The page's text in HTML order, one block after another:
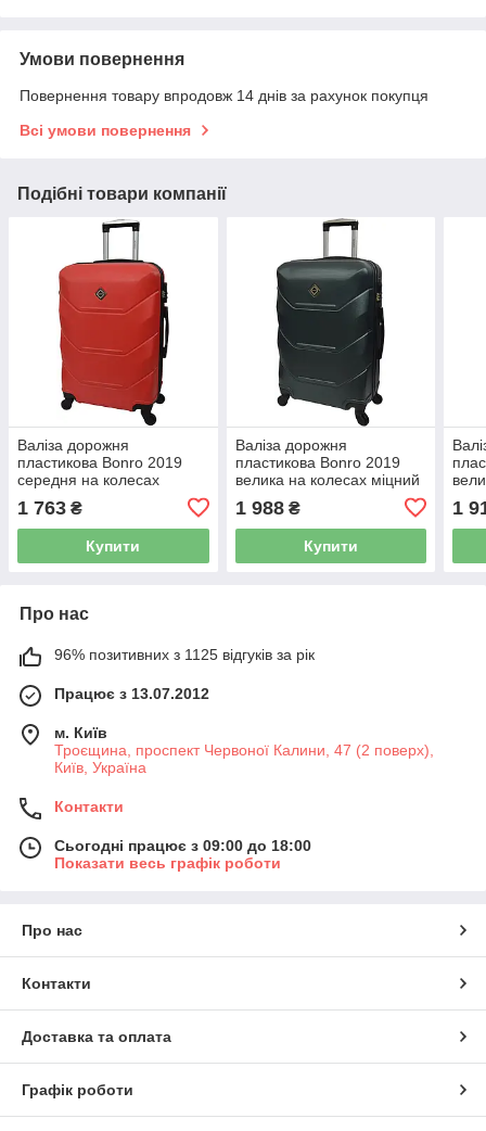
Умови повернення
Повернення товару впродовж 14 днів за рахунок покупця
Всі умови повернення
Подібні товари компанії
Валіза дорожня
пластикова Bonro 2019
середня на колесах
42401130
1 763 ₴
Купити
Валіза дорожня
пластикова Bonro 2019
велика на колесах міцний
10500609
1 988₴
Купити
1
Про нас
96% позитивних з 1125 відгуків за рік
Працює з 13.07.2012
м. Київ
Троєщина, проспект Червоної Калини, 47 (2 поверх),
Київ, Україна
Контакти
Сьогодні працює з 09:00 до 18:00
Показати весь графік роботи
Про нас
Контакти
Доставка та оплата
Графік роботи